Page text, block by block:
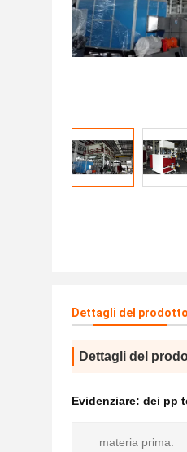
Dettagli del prodotto
Dettagli del
Evidenziare: dei pp
materia prima: